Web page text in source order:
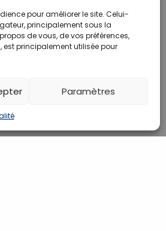
pour améliorer le site. Celui-
principalement sous la
de vous, de vos préférences,
est principalement utilisée pour
Paramètres